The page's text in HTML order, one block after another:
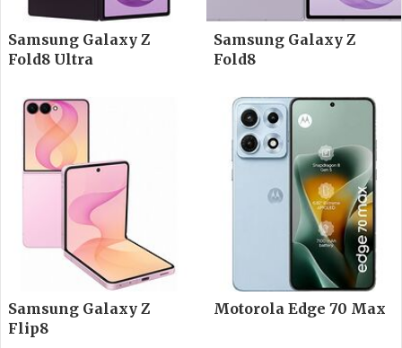
Samsung Galaxy Z
Fold8 Ultra
Samsung Galaxy Z
Fold8
Samsung Galaxy Z
Flip8
Motorola Edge 70 Max